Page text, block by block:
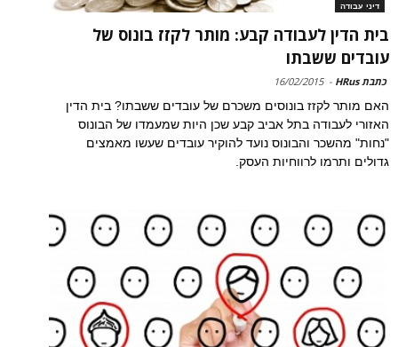
דיני עבודה
בית הדין לעבודה קבע: מותר לקזז בונוס של
עובדים ששבתו
כתבת HRus -
16/02/2015
האם מותר לקזז בונוסים משכרם של עובדים ששבתו? בית הדין
האזורי לעבודה בתל אביב קבע שכן היות שמעמדו של הבונוס
"נחות" מהשכר והבונוס נועד להוקיר עובדים שעשו מאמצים
גדולים ותרמו לרווחיות העסק.